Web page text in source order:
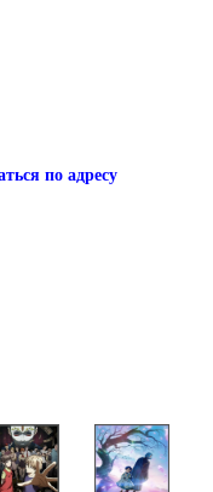
по адресу